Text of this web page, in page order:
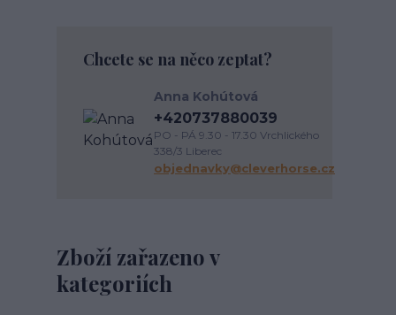
Zboží zařazeno v
kategoriích
Chcete se na něco zeptat?
Anna Kohútová
+420737880039
PO - PÁ 9.30 - 17.30 Vrchlického
338/3 Liberec
objednavky@cleverhorse.cz